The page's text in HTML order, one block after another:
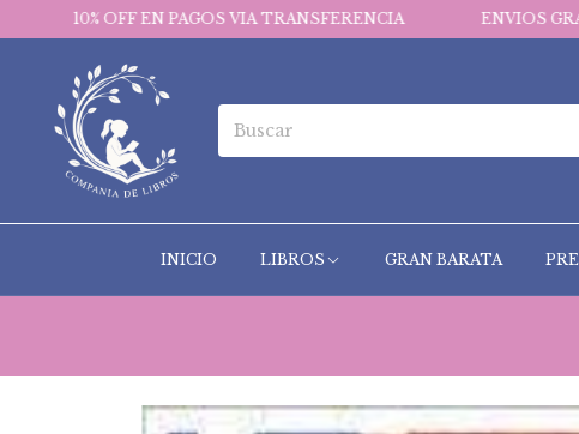
EN PAGOS VIA TRANSFERENCIA ENVIOS GRATIS EN
INICIO LIBROS GRAN BARATA